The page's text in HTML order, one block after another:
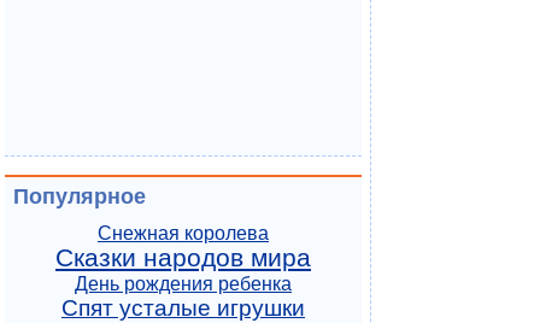
Популярное
Снежная королева
Сказки народов мира
День рождения ребенка
Спят усталые игрушки